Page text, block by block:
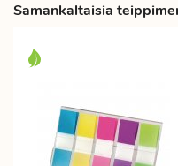
Samankaltaisia